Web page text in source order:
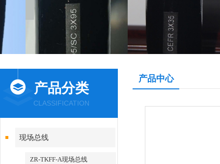
产品分类
CLASSIFICATION
现场总线
ZR-TKFF-A现场总线
产品中心